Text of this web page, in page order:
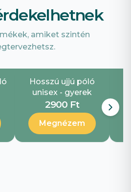
amiket szintén
Hosszú ujjú póló
unisex - gyerek
2900 Ft
Megnézem